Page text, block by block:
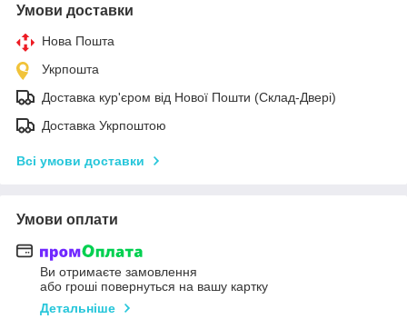
Умови доставки
Нова Пошта
Укрпошта
Доставка кур'єром від Нової Пошти (Склад-Двері)
Доставка Укрпоштою
Всі умови доставки
Умови оплати
Ви отримаєте замовлення
або гроші повернуться на вашу картку
Детальніше